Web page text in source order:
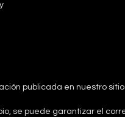
publicada en nuestro
se puede garantizar el